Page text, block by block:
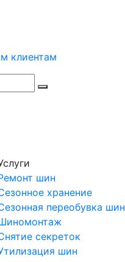
клиентам
шин
хранение
переобувка шин
секреток
шин